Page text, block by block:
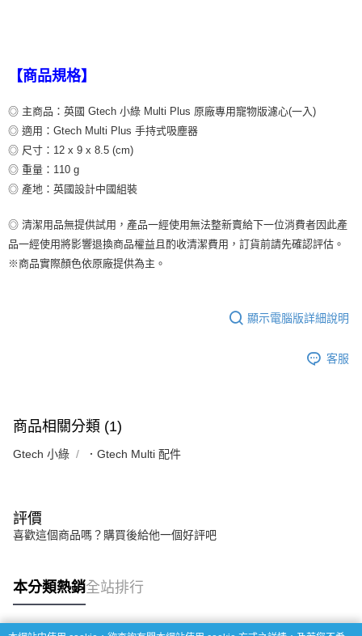
【商品規格】
◎ 主商品：英國 Gtech 小綠 Multi Plus 原廠專用寵物版濾心(一入)
◎ 適用：Gtech Multi Plus 手持式吸塵器
◎ 尺寸：12 x 9 x 8.5 (cm)
◎ 重量：110 g
◎ 產地：英國設計中國組裝
◎ 清潔用品無提供試用，產品一經使用無法整新賣給下一位消費者因此產
品一經使用將影響退換商品權益且酌收清潔費用，訂貨前請先確認評估。
※商品實際顏色依原廠提供為主。
顯示電腦版詳細說明
客服
商品相關分類 (1)
Gtech 小綠 ．Gtech Multi 配件
評價
喜歡這個商品嗎？購買後給他一個好評吧
本分類熱銷全站排行